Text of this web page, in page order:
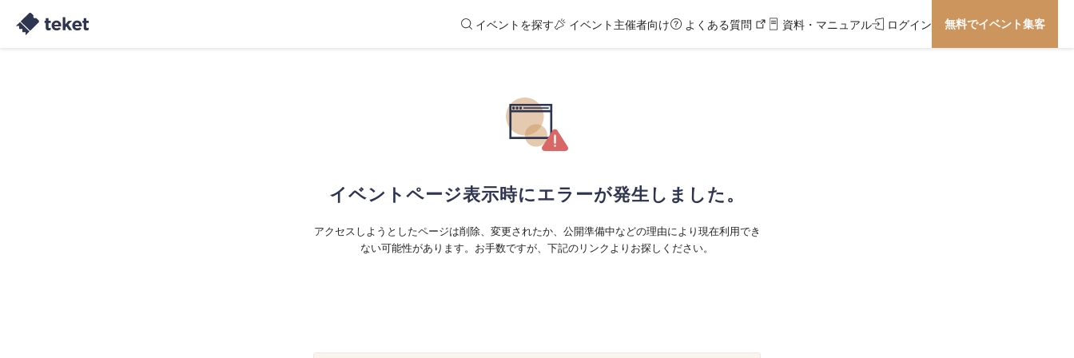
イベントを探す イベント主催者向け よくある質問 資料・マニュアル ログイン 無料でイベント集客
イベントページ表示時にエラーが発生しました。
アクセスしようとしたページは削除、変更されたか、公開準備中などの理由により現在利用でき
ない可能性があります。お手数ですが、下記のリンクよりお探しください。